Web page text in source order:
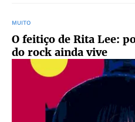
MUITO
O feitiço de Rita Lee:
do rock ainda vive